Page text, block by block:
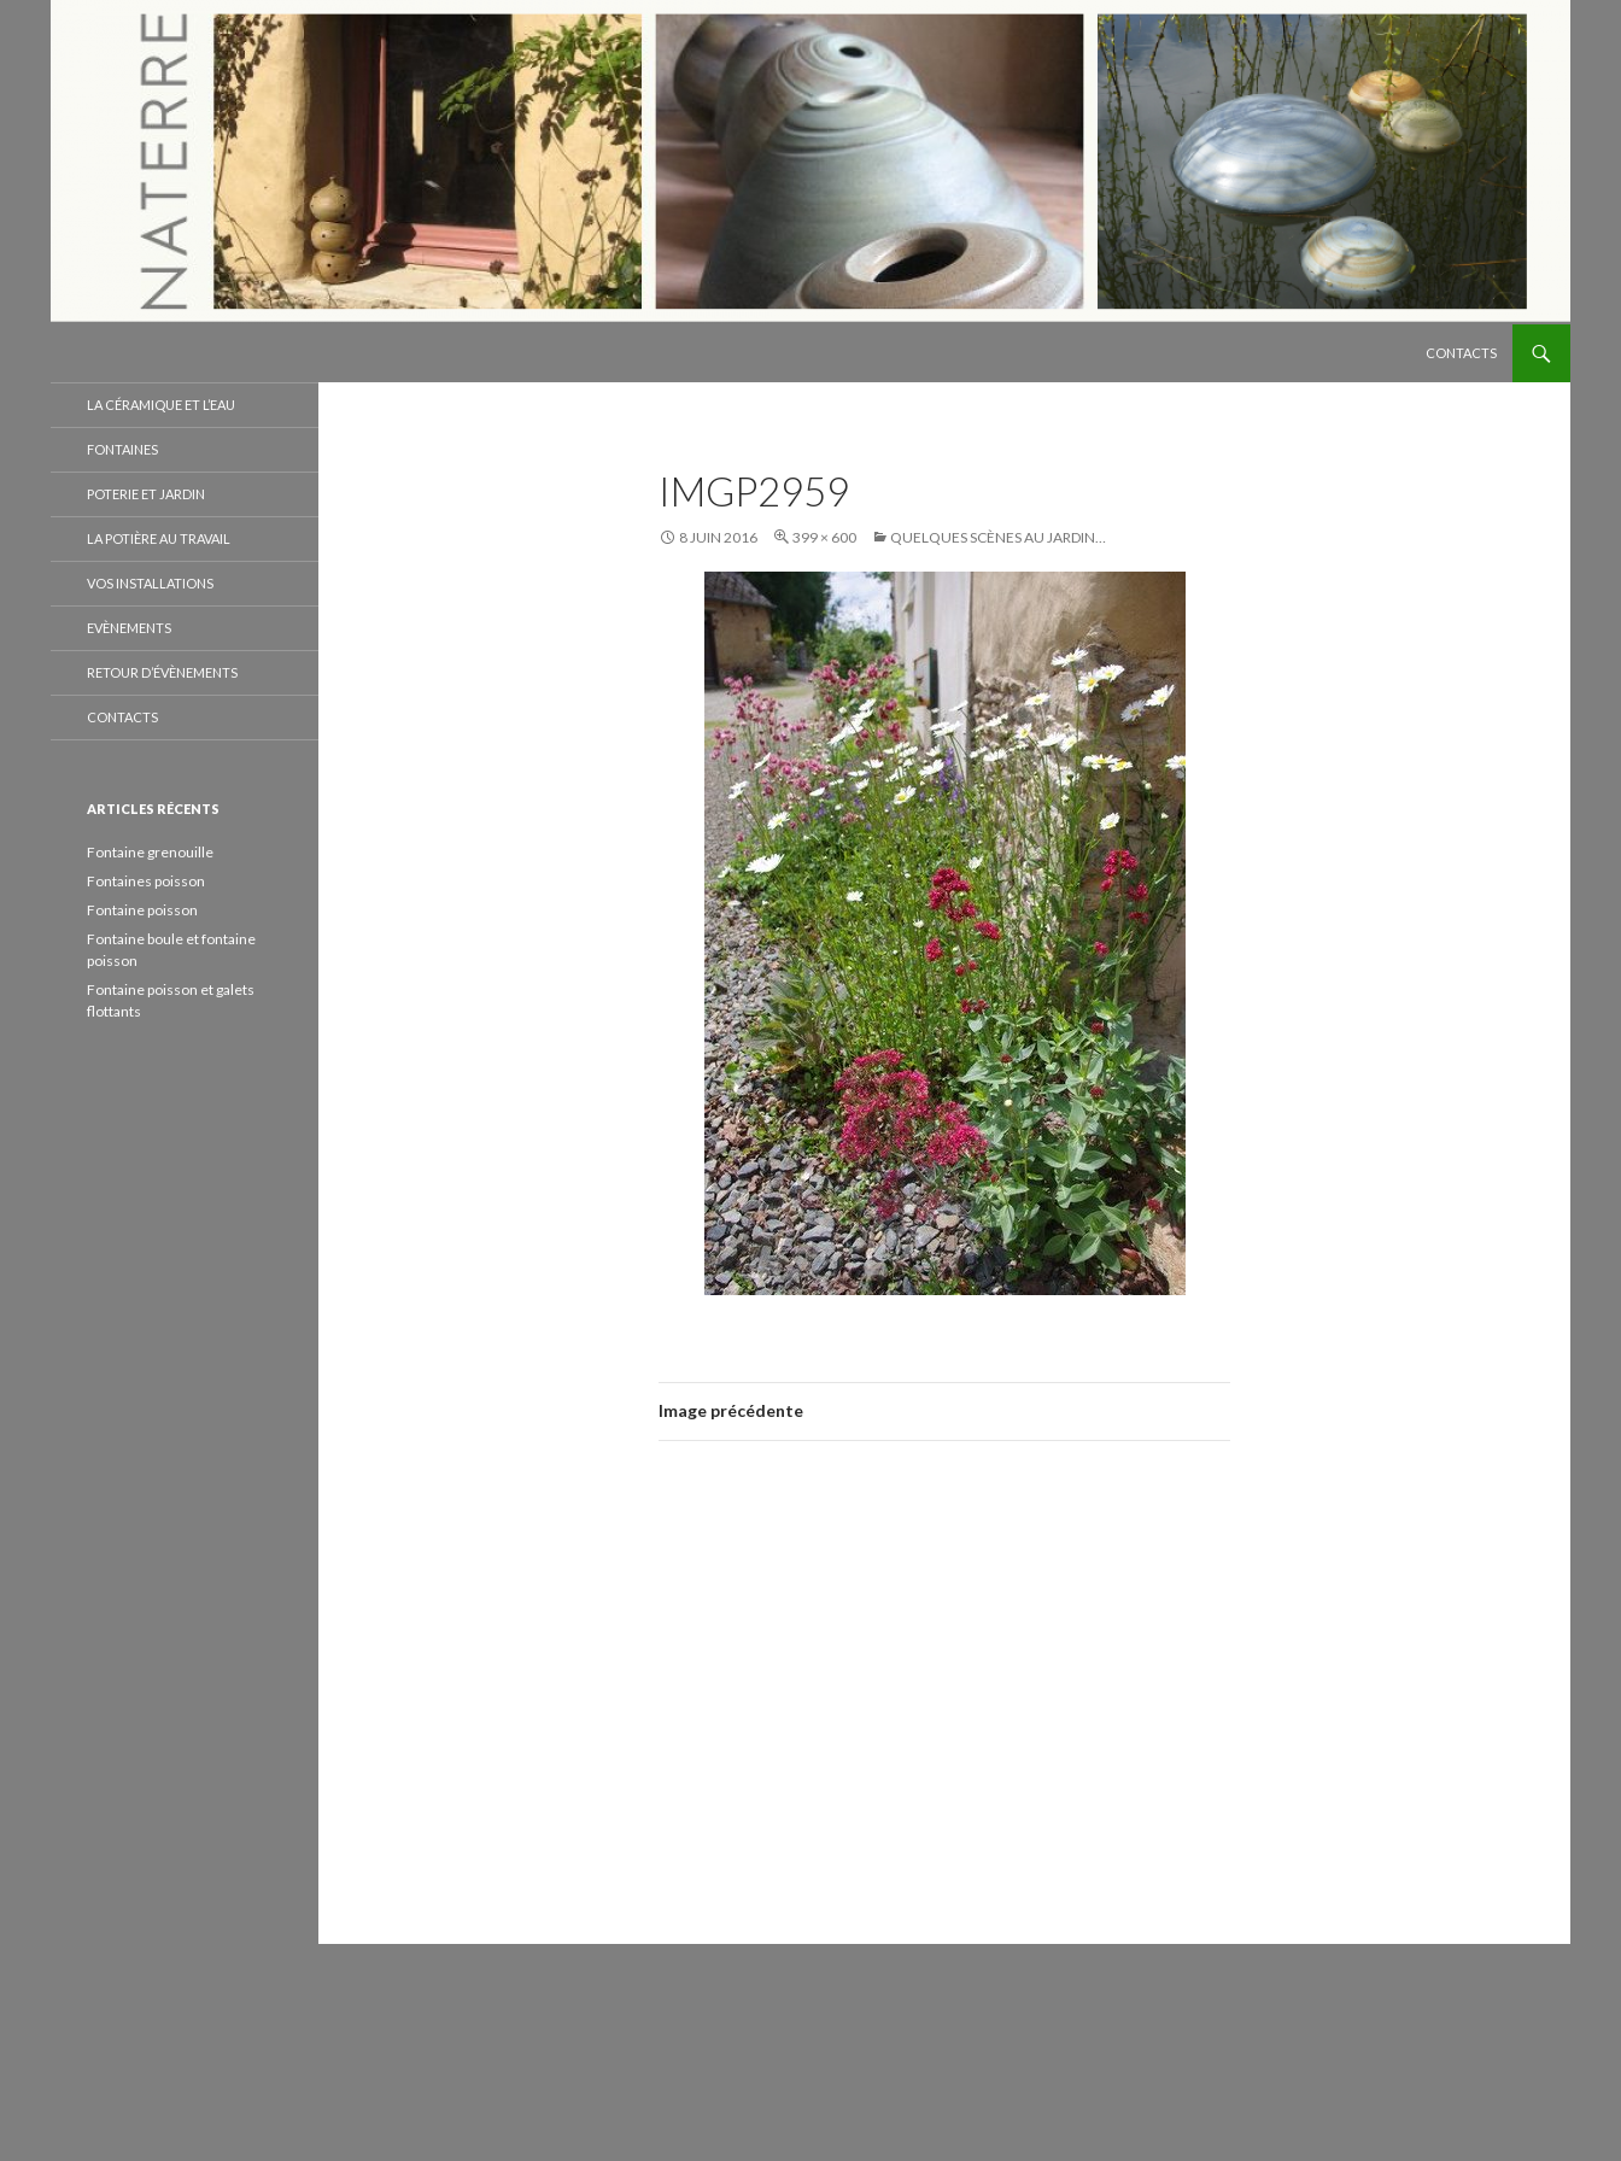
CONTACTS
IMGP2959
8 JUIN 2016 399 × 600 QUELQUES SCÈNES AU JARDIN…
Image précédente
LA CÉRAMIQUE ET L’EAU
FONTAINES
POTERIE ET JARDIN
LA POTIÈRE AU TRAVAIL
VOS INSTALLATIONS
EVÈNEMENTS
RETOUR D’ÉVÈNEMENTS
CONTACTS
ARTICLES RÉCENTS
Fontaine grenouille
Fontaines poisson
Fontaine poisson
Fontaine boule et fontaine
poisson
Fontaine poisson et galets
flottants